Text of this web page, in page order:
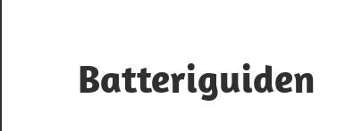
innehåll
Batteriguiden